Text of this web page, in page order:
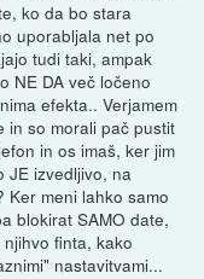
ko da bo stara
uporabljala net po
tudi taki, ampak
NE DA več ločeno
efekta.. Verjamem
in so morali pač pustit
in os imaš, ker jim
JE izvedljivo, na
Ker meni lahko samo
blokirat SAMO date,
finta, kako
nastavitvami...